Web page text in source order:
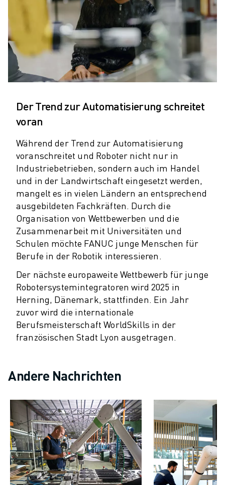
CNC-SCHLEIFEN
CNC-DREHEN
HOCHGESCHWINDIGKEITSBOHREN UND -GEWINDESCHNEIDEN
SPRITZGUSS
MASCHINENBEDIENUNG
LACKIEREN
PUNKTSCHWEISSEN
VISION INSPEKTION
DRAHTERODIERMASCHINE
FALLBEISPIELE
KUNDENDIENST
KUNDENBETREUUNG
FANUC PLANS
FIELD & WARTUNG
TECHNISCHE FERNUNTERSTÜTZUNG
ERSATZTEILE
WIEDERAUFBEREITUNG
DIGITALE SERVICE TOOLS
E-STORE
DOWNLOAD CENTER » MYFANUC
TRAINING & AUSBILDUNG
FANUC AKADEMIE
BRANCHEN-LÖSUNGEN
BILDUNGSVERANSTALTUNGEN
NEWS & MEDIA
EVENTS
BILDUNGSVERANSTALTUNGEN
ÜBER FANUC
ÜBER FANUC
FANUC IN EUROPA
UNSERE STANDORTE
Der Trend zur Automatisierung schreitet
voran
Während der Trend zur Automatisierung
voranschreitet und Roboter nicht nur in
Industriebetrieben, sondern auch im Handel
und in der Landwirtschaft eingesetzt werden,
mangelt es in vielen Ländern an entsprechend
ausgebildeten Fachkräften. Durch die
Organisation von Wettbewerben und die
Zusammenarbeit mit Universitäten und
Schulen möchte FANUC junge Menschen für
Berufe in der Robotik interessieren.
Der nächste europaweite Wettbewerb für junge
Robotersystemintegratoren wird 2025 in
Herning, Dänemark, stattfinden. Ein Jahr
zuvor wird die internationale
Berufsmeisterschaft WorldSkills in der
französischen Stadt Lyon ausgetragen.
Andere Nachrichten